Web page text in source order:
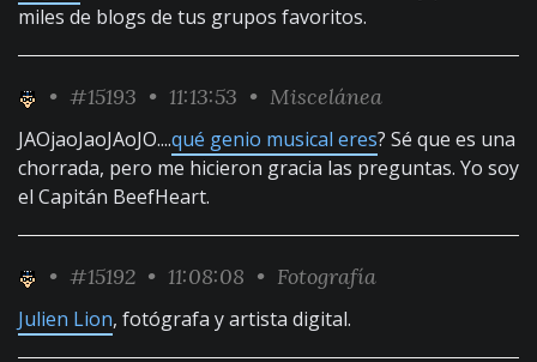
miles de blogs de tus grupos favoritos.
• #15193 • 11:13:53 • Miscelánea
JAOjaoJaoJAoJO....qué genio musical eres? Sé que es una
chorrada, pero me hicieron gracia las preguntas. Yo soy
el Capitán BeefHeart.
• #15192 • 11:08:08 • Fotografía
Julien Lion, fotógrafa y artista digital.